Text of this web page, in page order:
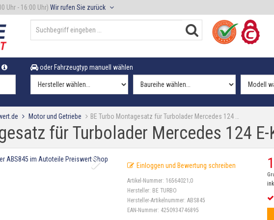
Uhr - 16:00 Uhr) Wir rufen Sie zurück
oder Fahrzeugtyp manuell wählen
Motor und Getriebe BE Turbo Montagesatz für Turbolader Mercedes 124 …
für Turbolader Mercedes 124
Einloggen und Bewertung schreiben
Artikel-Nummer: 16564021;0
Hersteller: BE TURBO
Hersteller-Artikelnummer:ABS845
EAN-Nummer: 4250934746895